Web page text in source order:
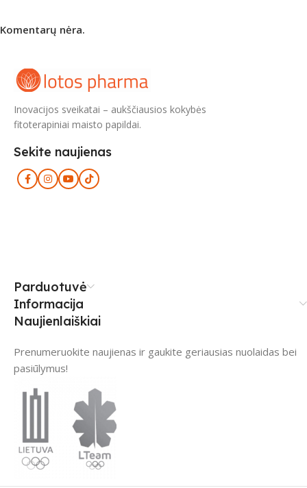
Komentarų nėra.
Inovacijos sveikatai – aukščiausios kokybės
fitoterapiniai maisto papildai.
Sekite naujienas
Parduotuvė
Informacija
Naujienlaiškiai
Prenumeruokite naujienas ir gaukite geriausias nuolaidas bei
pasiūlymus!